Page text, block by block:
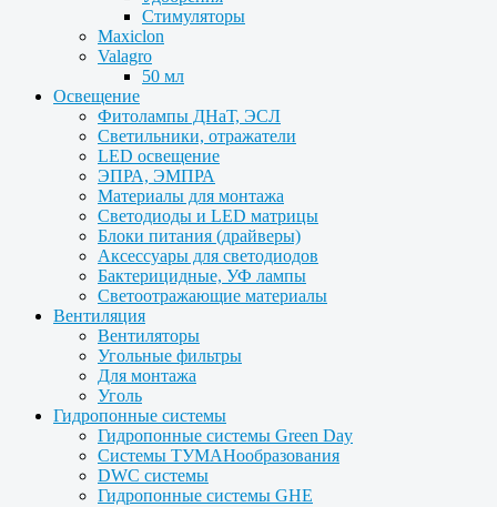
Стимуляторы
Maxiclon
Valagro
50 мл
Освещение
Фитолампы ДНаТ, ЭСЛ
Светильники, отражатели
LED освещение
ЭПРА, ЭМПРА
Материалы для монтажа
Светодиоды и LED матрицы
Блоки питания (драйверы)
Аксессуары для светодиодов
Бактерицидные, УФ лампы
Светоотражающие материалы
Вентиляция
Вентиляторы
Угольные фильтры
Для монтажа
Уголь
Гидропонные системы
Гидропонные системы Green Day
Системы ТУМАНообразования
DWC системы
Гидропонные системы GHE